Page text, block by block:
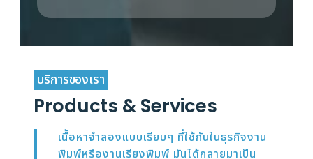
บริการของเรา
Products & Services
เนื้อหาจำลองแบบเรียบๆ ที่ใช้กันในธุรกิจงาน
พิมพ์หรืองานเรียงพิมพ์ มันได้กลายมาเป็น